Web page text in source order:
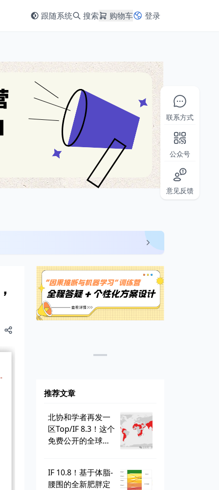
跟随系统 搜索 购物车 登录
联系方式
公众号
意见反馈
推荐文章
北协和学者再发一
区Top/IF 8.3！这个
免费公开的全球学
IF 10.8！基于体脂-
腰围的全新肥胖定